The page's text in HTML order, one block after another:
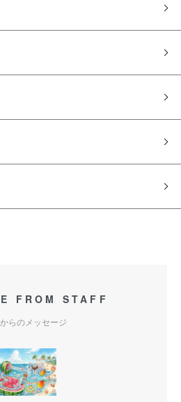
FROM STAFF
らのメッセージ